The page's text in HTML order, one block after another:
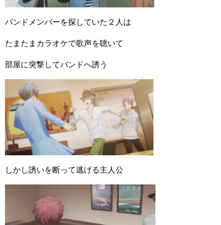
バンドメンバーを探していた２人は
たまたまカラオケで歌声を聴いて
部屋に突撃してバンドへ誘う
しかし誘いを断って逃げる主人公